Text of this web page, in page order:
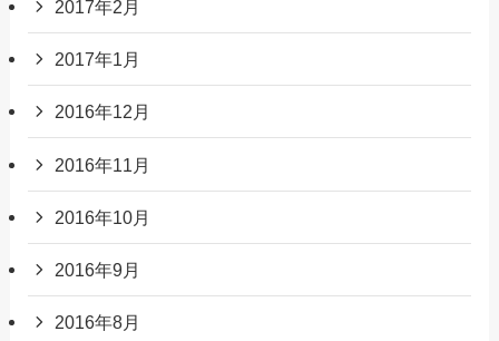
2017年2月
2017年1月
2016年12月
2016年11月
2016年10月
2016年9月
2016年8月